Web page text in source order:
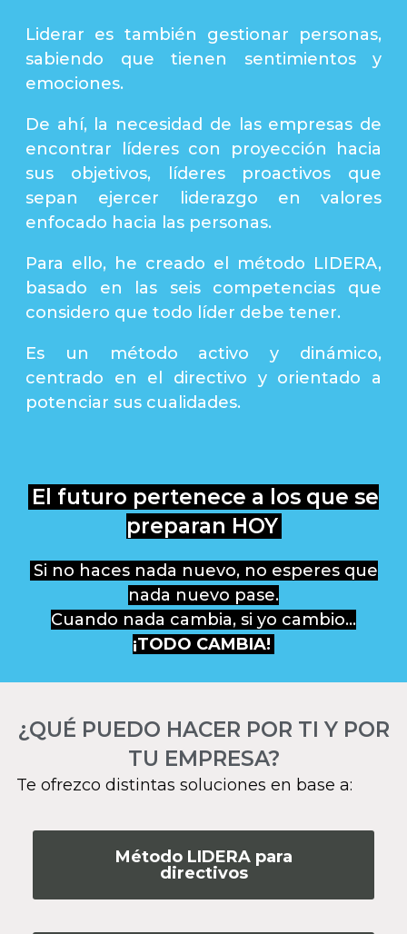
Liderar es también gestionar personas,
sabiendo que tienen sentimientos y
emociones.
De ahí, la necesidad de las empresas de
encontrar líderes con proyección hacia
sus objetivos, líderes proactivos que
sepan ejercer liderazgo en valores
enfocado hacia las personas.
Para ello, he creado el método LIDERA,
basado en las seis competencias que
considero que todo líder debe tener.
Es un método activo y dinámico,
centrado en el directivo y orientado a
potenciar sus cualidades.
El futuro pertenece a los que se
preparan HOY
Si no haces nada nuevo, no esperes que
nada nuevo pase.
Cuando nada cambia, si yo cambio…
¡TODO CAMBIA!
¿QUÉ PUEDO HACER POR TI Y POR
TU EMPRESA?
Te ofrezco distintas soluciones en base a:
Método LIDERA para
directivos